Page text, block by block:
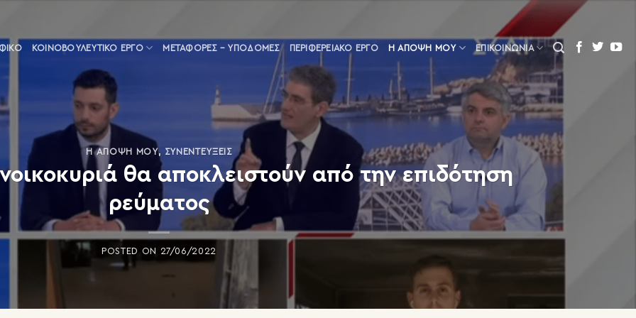
ΚΟΙΝΟΒΟΥΛΕΥΤΙΚΌ ΈΡΓΟ ΜΕΤΑΦΟΡΈΣ – ΥΠΟΔΟΜΈΣ ΠΕΡΙΦΕΡΕΙΑΚΌ ΈΡΓΟ Η ΆΠΟΨΗ ΜΟΥ ΕΠΙΚΟΙΝΩΝΙΑ
Η ΆΠΟΨΗ ΜΟΥ, ΣΥΝΕΝΤΕΎΞΕΙΣ
θα αποκλειστούν από την επιδότηση
ρεύματος
POSTED ON 27/06/2022